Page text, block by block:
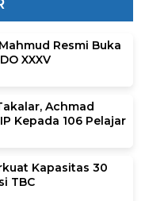
Resmi Buka
XXXV
Achmad
Kepada 106 Pelajar
Kapasitas 30
TBC